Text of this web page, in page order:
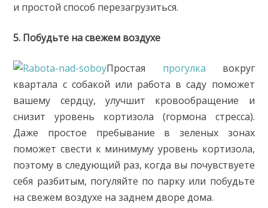
и простой способ перезагрузиться.
5. Побудьте на свежем воздухе
Простая прогулка вокруг
квартала с собакой или работа в саду поможет
вашему сердцу, улучшит кровообращение и
снизит уровень кортизола (гормона стресса).
Даже простое пребывание в зеленых зонах
поможет свести к минимуму уровень кортизола,
поэтому в следующий раз, когда вы почувствуете
себя разбитым, погуляйте по парку или побудьте
на свежем воздухе на заднем дворе дома.